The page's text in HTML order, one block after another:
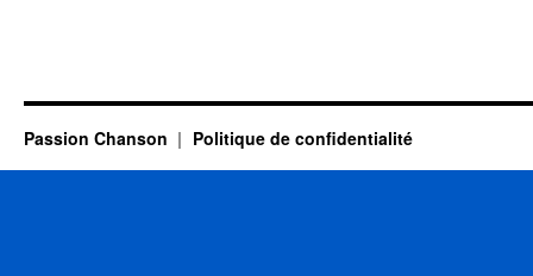
Passion Chanson Politique de confidentialité